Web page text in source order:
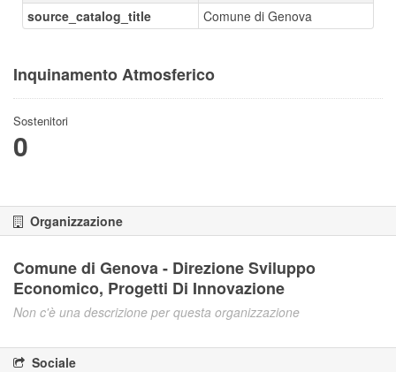
source_catalog_title
Comune di Genova
Inquinamento Atmosferico
Sostenitori
0
Organizzazione
Comune di Genova - Direzione Sviluppo
Economico, Progetti Di Innovazione
Non c'è una descrizione per questa organizzazione
Sociale